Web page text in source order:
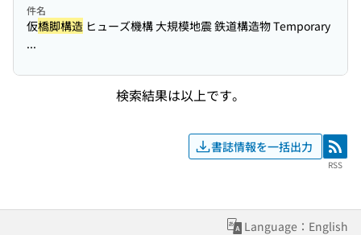
件名
仮橋脚構造 ヒューズ機構 大規模地震 鉄道構造物 Temporary
...
検索結果は以上です。
書誌情報を一括出力 RSS
RSS
Language：English